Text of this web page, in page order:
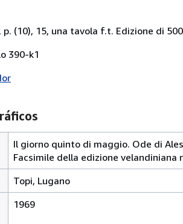
p. (10), 15, una tavola f.t. Edizione di
390-k1
Il giorno quinto di maggio. Ode di
Facsimile della edizione velandiniana
Topi, Lugano
1969